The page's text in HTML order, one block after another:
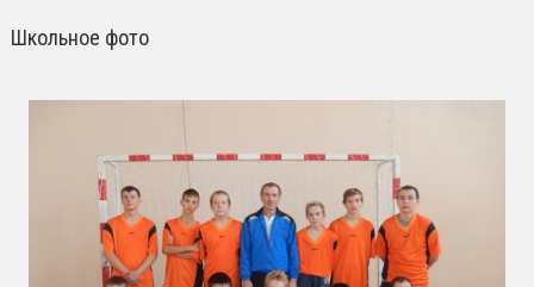
Школьное фото